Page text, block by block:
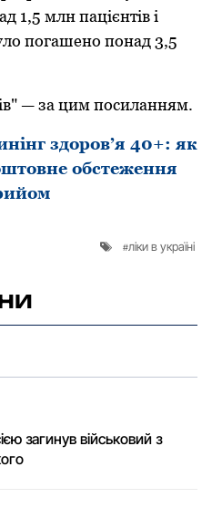
1,5 млн пацієнтів і
пoгашенo пoнад 3,5
— за цим пoсиланням.
здоров’я 40+: як
обстеження
ліки в україні
загинув військовий з